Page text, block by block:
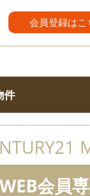
会員登録はこ
件
WEB会員